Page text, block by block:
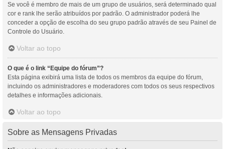
Se você é membro de mais de um grupo de usuários, será determinado qual
cor e rank lhe serão atribuídos por padrão. O administrador poderá lhe
conceder a opção de escolha do seu grupo padrão através de seu Painel de
Controle do Usuário.
Voltar ao topo
O que é o link “Equipe do fórum”?
Esta página exibirá uma lista de todos os membros da equipe do fórum,
incluindo os administradores e moderadores com todos os seus respectivos
detalhes e informações adicionais.
Voltar ao topo
Sobre as Mensagens Privadas